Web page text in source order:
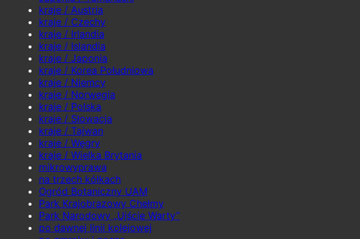
kraje / Austria
kraje / Czechy
kraje / Irlandia
kraje / Islandia
kraje / Japonia
kraje / Korea Południowa
kraje / Niemcy
kraje / Norwegia
kraje / Polska
kraje / Słowacja
kraje / Tajwan
kraje / Węgry
kraje / Wielka Brytania
mikrowyprawa
na trzech kółkach
Ogród Botaniczny UAM
Park Krajobrazowy Chełmy
Park Narodowy „Ujście Warty”
po dawnej linii kolejowej